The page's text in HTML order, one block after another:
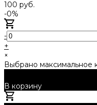
100 руб.
-0%
-
+
×
Выбрано максимальное
В корзину